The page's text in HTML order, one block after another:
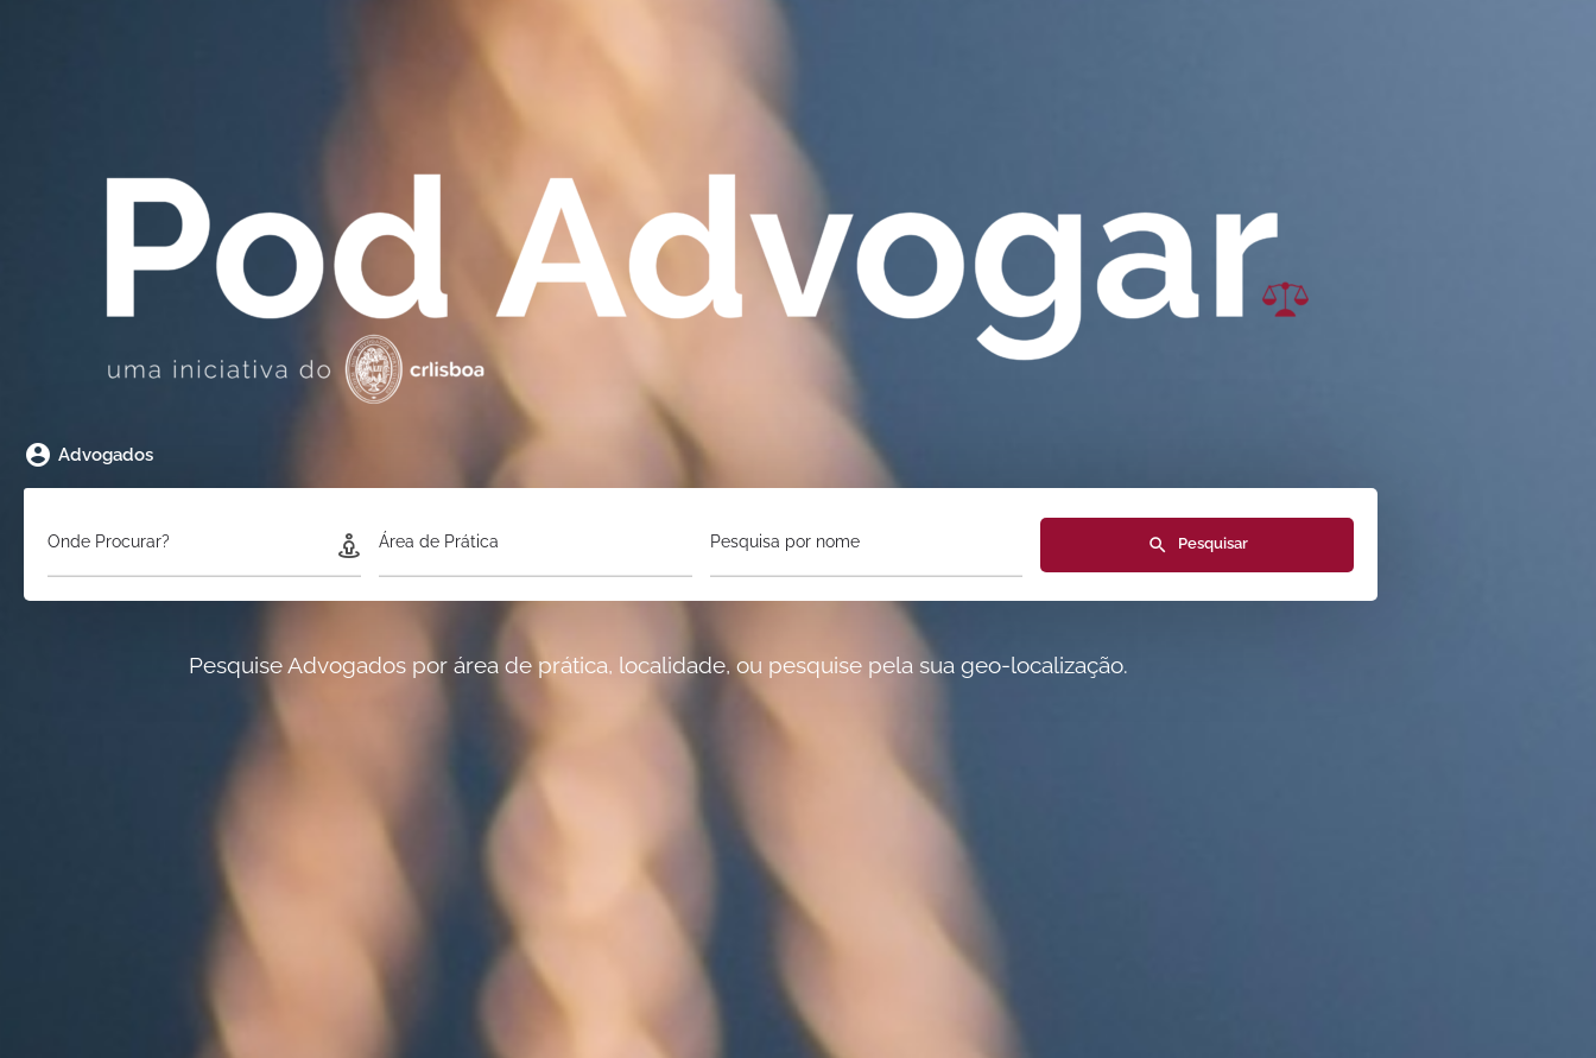
Advogados
Onde Procurar? Área de Prática Pesquisa por nome Pesquisar
Pesquise Advogados por área de prática, localidade, ou pesquise pela sua geo-localização.